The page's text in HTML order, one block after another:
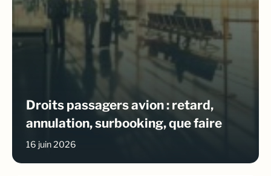
Droits passagers avion : retard,
annulation, surbooking, que faire
16 juin 2026